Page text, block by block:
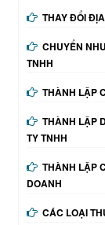
THAY ĐỔI
CHUYỂN
TNHH
THÀNH LẬP
THÀNH LẬP
TY TNHH
THÀNH LẬP
DOANH
CÁC LOẠI